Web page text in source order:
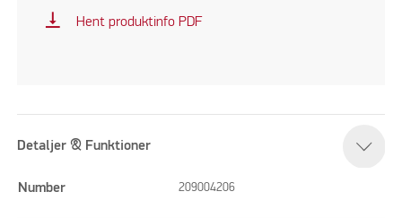
vertical_align_bottom Hent produktinfo PDF
Detaljer & Funktioner
Number 209004206